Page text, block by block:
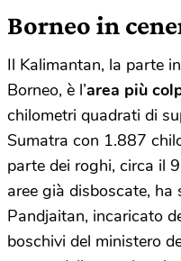
Borneo in
Il Kalimantan, la parte
Borneo, è l’area più
chilometri quadrati di
Sumatra con 1.887
parte dei roghi, circa il
aree già disboscate, ha
Pandjaitan, incaricato
boschivi del ministero